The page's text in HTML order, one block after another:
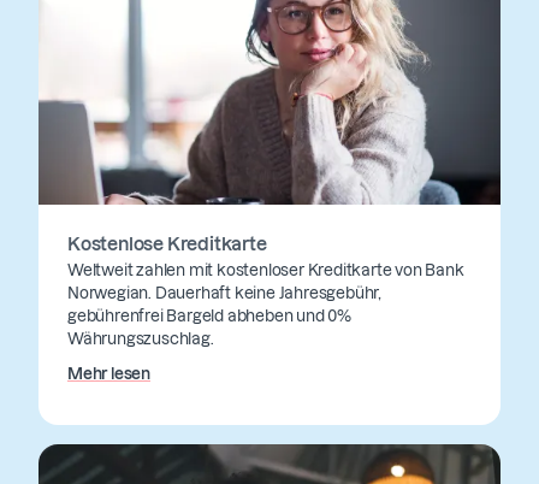
Kostenlose Kreditkarte
Weltweit zahlen mit kostenloser Kreditkarte von Bank
Norwegian. Dauerhaft keine Jahresgebühr,
gebührenfrei Bargeld abheben und 0%
Währungszuschlag.
Mehr lesen